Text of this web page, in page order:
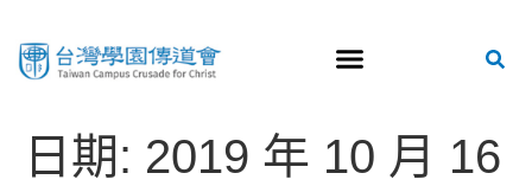
日期: 2019 年 10 月 16